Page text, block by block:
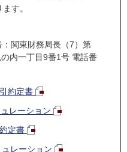
す。
関東財務局長（7）第
内一丁目9番1号 電話番
約定書
レーション
定書
レーション